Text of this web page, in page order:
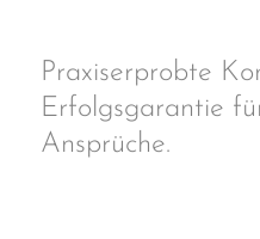
Praxiserprobte
Erfolgsgarantie
Ansprüche.